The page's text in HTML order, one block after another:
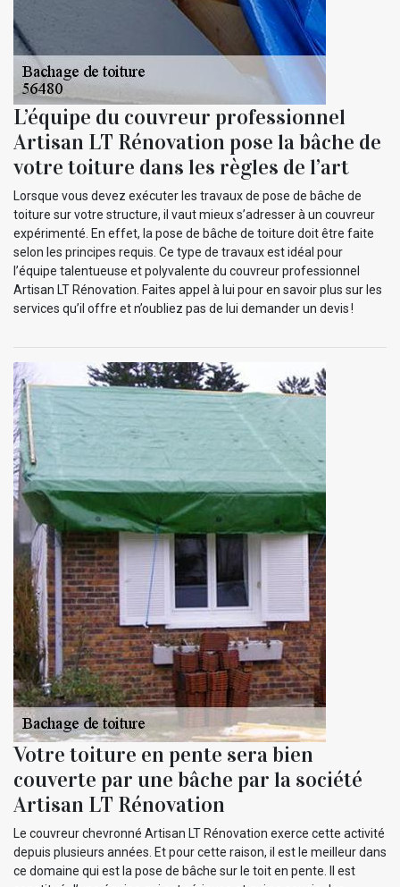
L’équipe du couvreur professionnel
Artisan LT Rénovation pose la bâche de
votre toiture dans les règles de l’art
Lorsque vous devez exécuter les travaux de pose de bâche de
toiture sur votre structure, il vaut mieux s’adresser à un couvreur
expérimenté. En effet, la pose de bâche de toiture doit être faite
selon les principes requis. Ce type de travaux est idéal pour
l’équipe talentueuse et polyvalente du couvreur professionnel
Artisan LT Rénovation. Faites appel à lui pour en savoir plus sur les
services qu’il offre et n’oubliez pas de lui demander un devis !
Votre toiture en pente sera bien
couverte par une bâche par la société
Artisan LT Rénovation
Le couvreur chevronné Artisan LT Rénovation exerce cette activité
depuis plusieurs années. Et pour cette raison, il est le meilleur dans
ce domaine qui est la pose de bâche sur le toit en pente. Il est